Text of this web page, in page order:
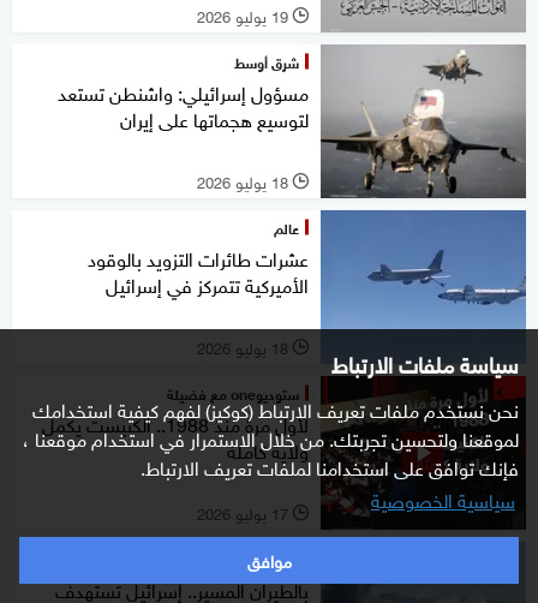
سياسة ملفات الارتباط
نحن نستخدم ملفات تعريف الارتباط (كوكيز) لفهم كيفية استخدامك
لموقعنا ولتحسين تجربتك. من خلال الاستمرار في استخدام موقعنا ،
فإنك توافق على استخدامنا لملفات تعريف الارتباط.
سياسية الخصوصية
موافق
l 19 يوليو 2026
شرق أوسط
مسؤول إسرائيلي: واشنطن تستعد
لتوسيع هجماتها على إيران
l 18 يوليو 2026
عالم
عشرات طائرات التزويد بالوقود
الأميركية تتمركز في إسرائيل
l 18 يوليو 2026
ستوديوone مع فضيلة
لأول مرة منذ 1988.. الكنيست يكمل
ولاية كاملة
l 17 يوليو 2026
شرق أوسط
بالطيران المسير.. إسرائيل تستهدف